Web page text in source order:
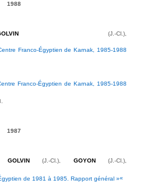
1988
(J.-Cl.),
Franco-Égyptien de Karnak, 1985-1988
1987
GOLVIN (J.-Cl.), GOYON (J.-Cl.),
«